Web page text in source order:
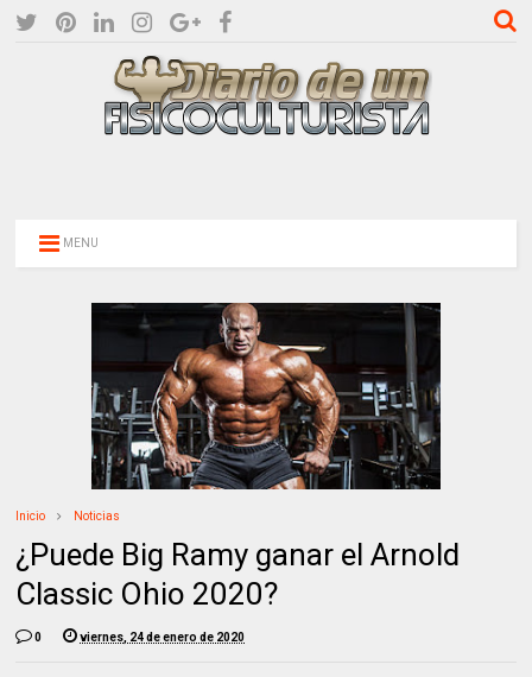
MENU
Inicio Noticias
¿Puede Big Ramy ganar el Arnold
Classic Ohio 2020?
0 viernes, 24 de enero de 2020